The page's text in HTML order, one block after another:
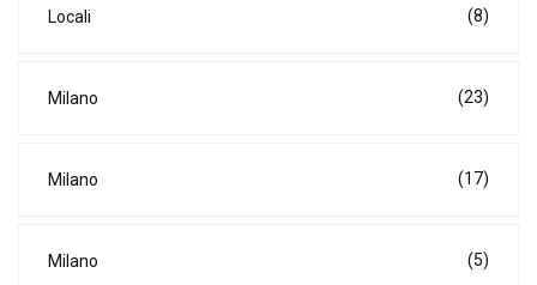
Locali (8)
Milano (23)
Milano (17)
Milano (5)